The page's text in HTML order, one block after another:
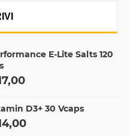
E-Lite Salts 120
D3+ 30 Vcaps